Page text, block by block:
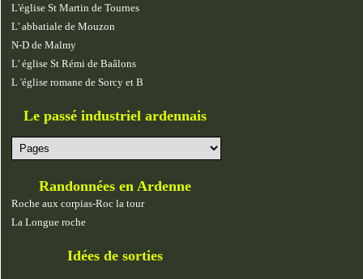
L'église St Martin de Tournes
L' abbatiale de Mouzon
N-D de Malmy
L' église St Rémi de Baâlons
L 'église romane de Sorcy et B
Le passé industriel ardennais
Randonnées en Ardenne
Roche aux corpias-Roc la tour
La Longue roche
Idées de sorties